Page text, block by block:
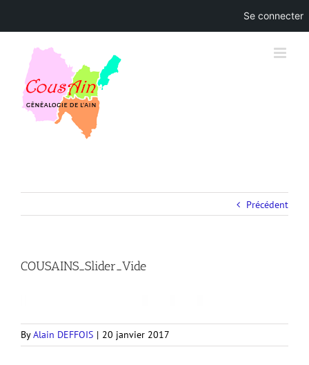
content
Précédent
COUSAINS_Slider_Vide
ByAlain DEFFOIS | 20 janvier 2017
Se connecter